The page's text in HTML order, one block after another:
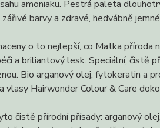
amoniaku. Pestrá paleta
barvy a zdravé, hedvábně
o to nejlepší, co Matka příroda
a briliantový lesk. Speciální, čistě
Bio arganový olej, fytokeratin a
Hairwonder Colour & Care
čistě přírodní přísady: arganový